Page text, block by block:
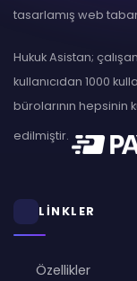
tasarlamış web
Hukuk Asistan;
kullanıcıdan 1000
bürolarının hepsinin
edilmiştir.
LİNKLER
Özellikler